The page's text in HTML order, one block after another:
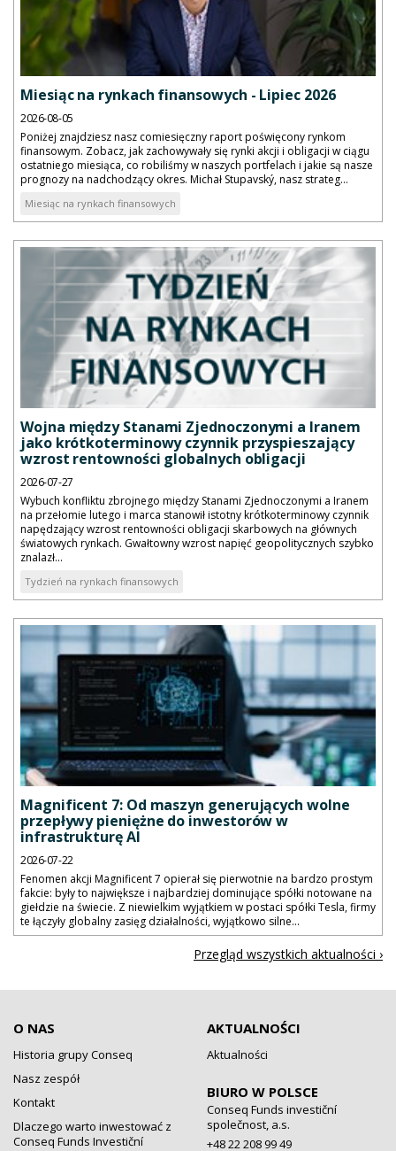
Miesiąc na rynkach finansowych - Lipiec 2026
2026-08-05
Poniżej znajdziesz nasz comiesięczny raport poświęcony rynkom
finansowym. Zobacz, jak zachowywały się rynki akcji i obligacji w ciągu
ostatniego miesiąca, co robiliśmy w naszych portfelach i jakie są nasze
prognozy na nadchodzący okres. Michał Stupavský, nasz strateg...
Miesiąc na rynkach finansowych
Wojna między Stanami Zjednoczonymi a Iranem
jako krótkoterminowy czynnik przyspieszający
wzrost rentowności globalnych obligacji
2026-07-27
Wybuch konfliktu zbrojnego między Stanami Zjednoczonymi a Iranem
na przełomie lutego i marca stanowił istotny krótkoterminowy czynnik
napędzający wzrost rentowności obligacji skarbowych na głównych
światowych rynkach. Gwałtowny wzrost napięć geopolitycznych szybko
znalazł...
Tydzień na rynkach finansowych
Magnificent 7: Od maszyn generujących wolne
przepływy pieniężne do inwestorów w
infrastrukturę AI
2026-07-22
Fenomen akcji Magnificent 7 opierał się pierwotnie na bardzo prostym
fakcie: były to największe i najbardziej dominujące spółki notowane na
giełdzie na świecie. Z niewielkim wyjątkiem w postaci spółki Tesla, firmy
te łączyły globalny zasięg działalności, wyjątkowo silne...
Przegląd wszystkich aktualności ›
O NAS
Historia grupy Conseq
Nasz zespół
Kontakt
Dlaczego warto inwestować z
Conseq Funds Investiční
AKTUALNOŚCI
Aktualności
BIURO W POLSCE
Conseq Funds investiční
společnost, a.s.
+48 22 208 99 49